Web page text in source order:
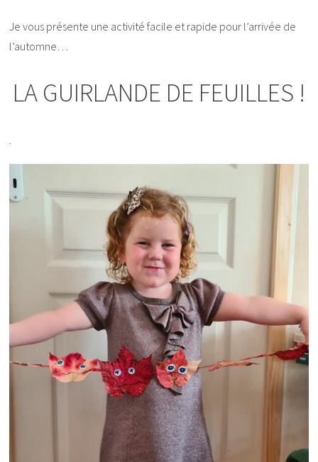
Je vous présente une activité facile et rapide pour l’arrivée de
l’automne…
LA GUIRLANDE DE FEUILLES !